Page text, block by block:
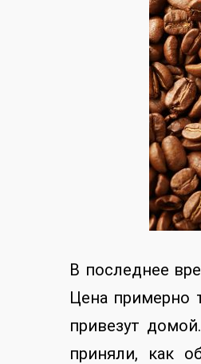
В последнее
Цена примерно
привезут
приняли, как